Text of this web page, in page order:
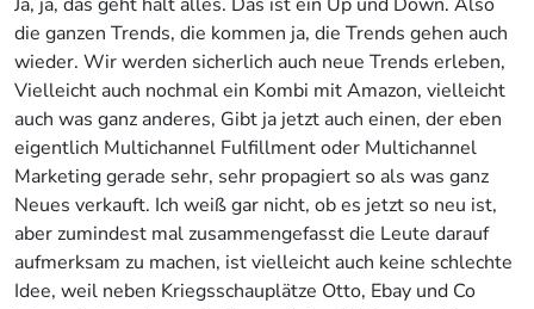
die ganzen Trends, die kommen ja, die Trends gehen auch
wieder. Wir werden sicherlich auch neue Trends erleben,
Vielleicht auch nochmal ein Kombi mit Amazon, vielleicht
auch was ganz anderes, Gibt ja jetzt auch einen, der eben
eigentlich Multichannel Fulfillment oder Multichannel
Marketing gerade sehr, sehr propagiert so als was ganz
Neues verkauft. Ich weiß gar nicht, ob es jetzt so neu ist,
aber zumindest mal zusammengefasst die Leute darauf
aufmerksam zu machen, ist vielleicht auch keine schlechte
Idee, weil neben Kriegsschauplätze Otto, Ebay und Co